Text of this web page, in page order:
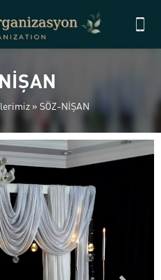
» SÖZ-NİŞAN